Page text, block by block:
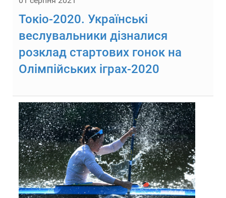
Токіо-2020. Українські
веслувальники дізналися
розклад стартових гонок на
Олімпійських іграх-2020